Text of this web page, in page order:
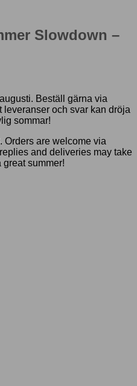
Slowdown –
Beställ gärna via
leveranser och svar kan dröja
sommar!
Orders are welcome via
and deliveries may take
great summer!